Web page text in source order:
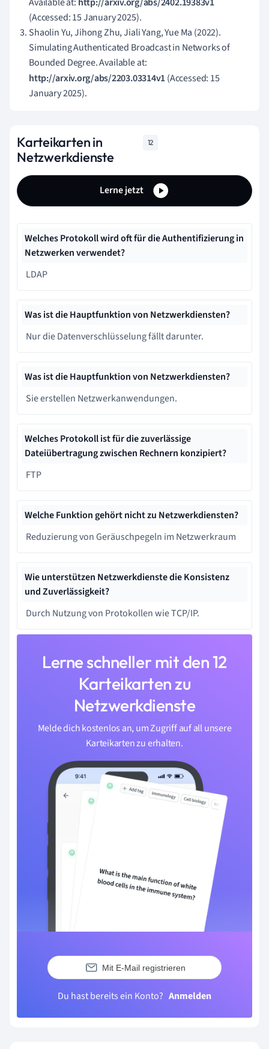
(Accessed: 15 January 2025).
Shaolin Yu, Jihong Zhu, Jiali Yang, Yue Ma (2022).
Simulating Authenticated Broadcast in Networks of
Bounded Degree. Available at:
http://arxiv.org/abs/2203.03314v1(Accessed: 15
January 2025).
Karteikarten in
Netzwerkdienste
12
Lerne jetzt
Welches Protokoll wird oft für die Authentifizierung in
Netzwerken verwendet?
LDAP
Was ist die Hauptfunktion von Netzwerkdiensten?
Nur die Datenverschlüsselung fällt darunter.
Was ist die Hauptfunktion von Netzwerkdiensten?
Sie erstellen Netzwerkanwendungen.
Welches Protokoll ist für die zuverlässige
Dateiübertragung zwischen Rechnern konzipiert?
FTP
Welche Funktion gehört nicht zu Netzwerkdiensten?
Reduzierung von Geräuschpegeln im Netzwerkraum
Wie unterstützen Netzwerkdienste die Konsistenz
und Zuverlässigkeit?
Durch Nutzung von Protokollen wie TCP/IP.
Lerne schneller mit den 12
Karteikarten zu
Netzwerkdienste
Melde dich kostenlos an, um Zugriff auf all unsere
Karteikarten zu erhalten.
Mit E-Mail registrieren
Du hast bereits ein Konto? Anmelden